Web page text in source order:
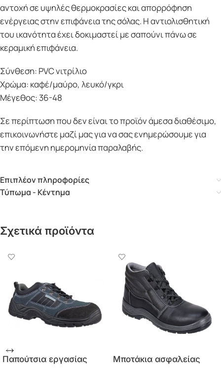
αντοχή σε υψηλές θερμοκρασίες και απορρόφηση
ενέργειας στην επιφάνεια της σόλας. Η αντιολισθητική
του ικανότητα έχει δοκιμαστεί με σαπούνι πάνω σε
κεραμική επιφάνεια.
Σύνθεση: PVC νιτρίλιο
Χρώμα: καφέ/μαύρο, λευκό/γκρι
Μέγεθος: 36-48
Σε περίπτωση που δεν είναι το προϊόν άμεσα διαθέσιμο,
επικοινωνήστε μαζί μας για να σας ενημερώσουμε για
την επόμενη ημερομηνία παραλαβής.
Επιπλέον πληροφορίες
Τύπωμα - Κέντημα
Σχετικά προϊόντα
Παπούτσια εργασίας
Μποτάκια ασφαλείας